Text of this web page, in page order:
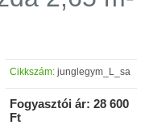
Cikkszám: junglegym_L_sa
Fogyasztói ár: 28 600
Ft